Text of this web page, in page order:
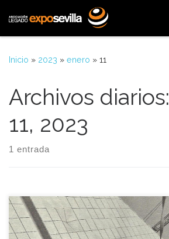
Saltar al contenido
Inicio » 2023 » enero » 11
Archivos diarios:
11, 2023
1 entrada